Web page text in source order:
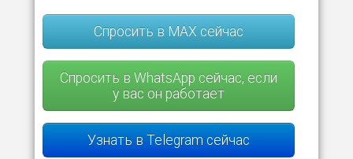
Спросить в MAX сейчас
Спросить в WhatsApp сейчас, если
у вас он работает
Узнать в Telegram сейчас